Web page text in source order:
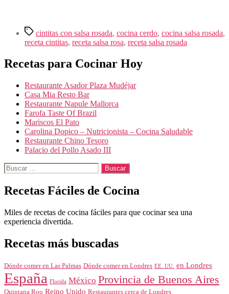
Etiquetas
cintitas con salsa rosada, cocina cerdo, cocina salsa rosada,
receta cintitas, receta salsa rosa, receta salsa rosada
Recetas para Cocinar Hoy
Restaurante Asador Plaza Mudéjar
Casa Mia Resto Bar
Restaurante Napule Mallorca
Farofa Taste Of Brazil
Mariscos El Pato
Carolina Dopico – Nutricionista – Cocina Saludable
Restaurante Chino Tesoro
Palacio del Pollo Asado III
Buscar:
Recetas Fáciles de Cocina
Miles de recetas de cocina fáciles para que cocinar sea una
experiencia divertida.
Recetas más buscadas
Dónde comer en Las Palmas Dónde comer en Londres EE. UU. en Londres
España Florida México Provincia de Buenos Aires
Quintana Roo Reino Unido Restaurantes cerca de Londres